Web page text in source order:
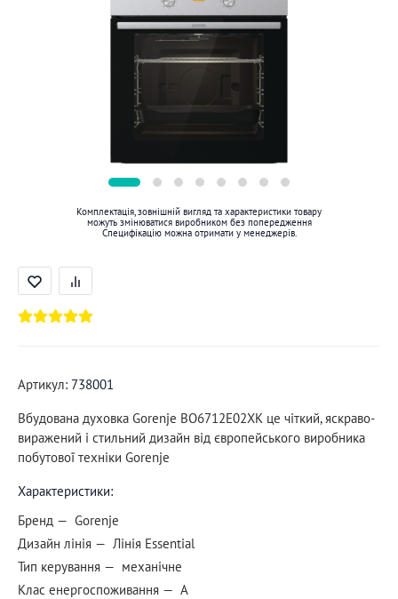
Комплектація, зовнішній вигляд та характеристики товару
можуть змінюватися виробником без попередження
Специфікацію можна отримати у менеджерів.
Артикул: 738001
Вбудована духовка Gorenje BO6712E02XK це чіткий, яскраво-
виражений і стильний дизайн від європейського виробника
побутової техніки Gorenje
Характеристики:
Бренд
Gorenje
Дизайн лінія
Лінія Essential
Тип керування
механічне
Клас енергоспоживання
A